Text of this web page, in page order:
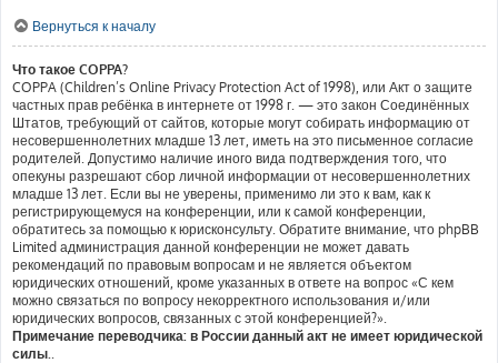
Вернуться к началу
Что такое COPPA?
COPPA (Children’s Online Privacy Protection Act of 1998), или Акт о защите
частных прав ребёнка в интернете от 1998 г. — это закон Соединённых
Штатов, требующий от сайтов, которые могут собирать информацию от
несовершеннолетних младше 13 лет, иметь на это письменное согласие
родителей. Допустимо наличие иного вида подтверждения того, что
опекуны разрешают сбор личной информации от несовершеннолетних
младше 13 лет. Если вы не уверены, применимо ли это к вам, как к
регистрирующемуся на конференции, или к самой конференции,
обратитесь за помощью к юрисконсульту. Обратите внимание, что phpBB
Limited администрация данной конференции не может давать
рекомендаций по правовым вопросам и не является объектом
юридических отношений, кроме указанных в ответе на вопрос «С кем
можно связаться по вопросу некорректного использования и/или
юридических вопросов, связанных с этой конференцией?».
Примечание переводчика: в России данный акт не имеет юридической
силы..